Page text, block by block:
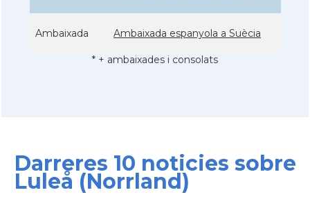
Ambaixada Ambaixada espanyola a Suècia
* + ambaixades i consolats
Darreres 10 noticies sobre
Luleå (Norrland)